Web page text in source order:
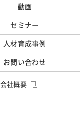
動画
セミナー
人材育成事例
お問い合わせ
会社概要